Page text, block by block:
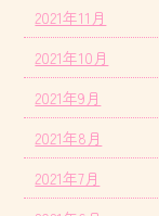
2021年11月
2021年10月
2021年9月
2021年8月
2021年7月